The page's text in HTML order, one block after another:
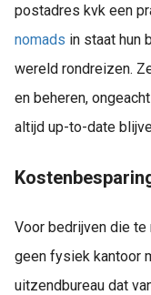
postadres kvk een
nomads in staat hun
wereld rondreizen.
en beheren,
altijd up-to-date
Voor bedrijven die
geen fysiek kantoor
uitzendbureau dat